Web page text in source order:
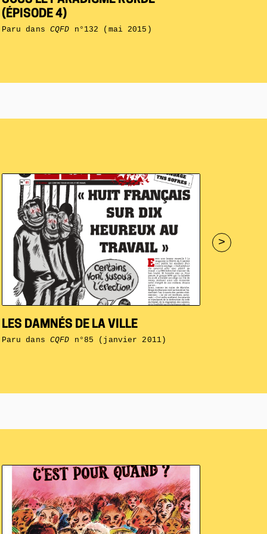
(ÉPISODE 4)
Paru dans CQFD n°132 (mai 2015)
>
LES DAMNÉS DE LA VILLE
Paru dans CQFD n°85 (janvier 2011)